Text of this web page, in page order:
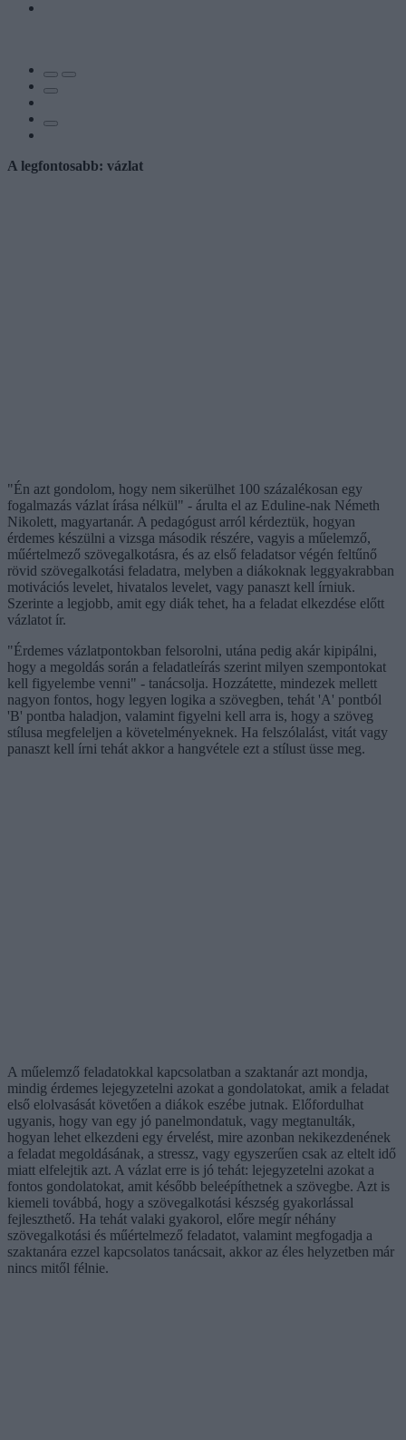
A legfontosabb: vázlat
"Én azt gondolom, hogy nem sikerülhet 100 százalékosan egy
fogalmazás vázlat írása nélkül" - árulta el az Eduline-nak Németh
Nikolett, magyartanár. A pedagógust arról kérdeztük, hogyan
érdemes készülni a vizsga második részére, vagyis a műelemző,
műértelmező szövegalkotásra, és az első feladatsor végén feltűnő
rövid szövegalkotási feladatra, melyben a diákoknak leggyakrabban
motivációs levelet, hivatalos levelet, vagy panaszt kell írniuk.
Szerinte a legjobb, amit egy diák tehet, ha a feladat elkezdése előtt
vázlatot ír.
"Érdemes vázlatpontokban felsorolni, utána pedig akár kipipálni,
hogy a megoldás során a feladatleírás szerint milyen szempontokat
kell figyelembe venni" - tanácsolja. Hozzátette, mindezek mellett
nagyon fontos, hogy legyen logika a szövegben, tehát 'A' pontból
'B' pontba haladjon, valamint figyelni kell arra is, hogy a szöveg
stílusa megfeleljen a követelményeknek. Ha felszólalást, vitát vagy
panaszt kell írni tehát akkor a hangvétele ezt a stílust üsse meg.
A műelemző feladatokkal kapcsolatban a szaktanár azt mondja,
mindig érdemes lejegyzetelni azokat a gondolatokat, amik a feladat
első elolvasását követően a diákok eszébe jutnak. Előfordulhat
ugyanis, hogy van egy jó panelmondatuk, vagy megtanulták,
hogyan lehet elkezdeni egy érvelést, mire azonban nekikezdenének
a feladat megoldásának, a stressz, vagy egyszerűen csak az eltelt idő
miatt elfelejtik azt. A vázlat erre is jó tehát: lejegyzetelni azokat a
fontos gondolatokat, amit később beleépíthetnek a szövegbe. Azt is
kiemeli továbbá, hogy a szövegalkotási készség gyakorlással
fejleszthető. Ha tehát valaki gyakorol, előre megír néhány
szövegalkotási és műértelmező feladatot, valamint megfogadja a
szaktanára ezzel kapcsolatos tanácsait, akkor az éles helyzetben már
nincs mitől félnie.